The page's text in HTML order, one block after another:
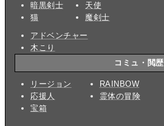
暗黒剣士
猫
天使
魔剣士
アドベンチャー
木こり
コミュ・閲歴
リージョン
応援人
宝箱
RAINBOW
霊体の冒険